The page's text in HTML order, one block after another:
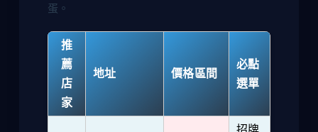
蛋。
推
薦
店
家
地址 價格區間
必點
選單